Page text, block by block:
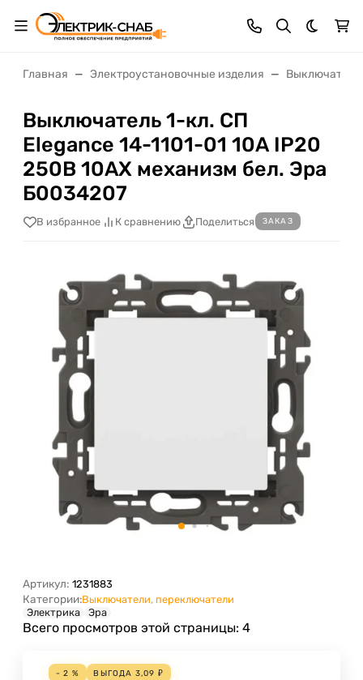
Темная
Главная Электроустановочные изделия
Выключатель 1-кл. СП
Elegance 14-1101-01 10А IP20
250В 10AX механизм бел. Эра
Б0034207
В избранное К сравнению Поделиться ЗАКАЗ
Артикул: 1231883
Категории:Выключатели, переключатели
Электрика
Эра
Всего просмотров этой страницы: 4
- 2 % ВЫГОДА 3,09 ₽